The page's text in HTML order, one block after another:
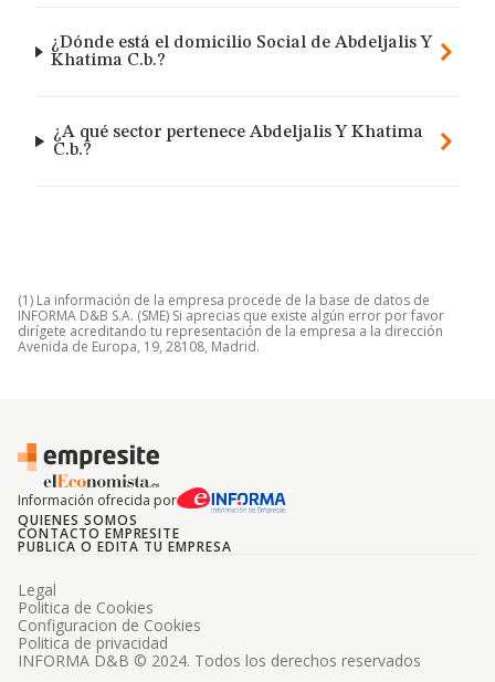
¿Dónde está el domicilio Social de Abdeljalis Y
Khatima C.b.?
¿A qué sector pertenece Abdeljalis Y Khatima
C.b.?
(1) La información de la empresa procede de la base de datos de
INFORMA D&B S.A. (SME) Si aprecias que existe algún error por favor
dirígete acreditando tu representación de la empresa a la dirección
Avenida de Europa, 19, 28108, Madrid.
Información ofrecida por
QUIENES SOMOS
CONTACTO EMPRESITE
PUBLICA O EDITA TU EMPRESA
INFORMA D&B © 2024. Todos los derechos reservados
Legal
Politica de Cookies
Configuracion de Cookies
Politica de privacidad